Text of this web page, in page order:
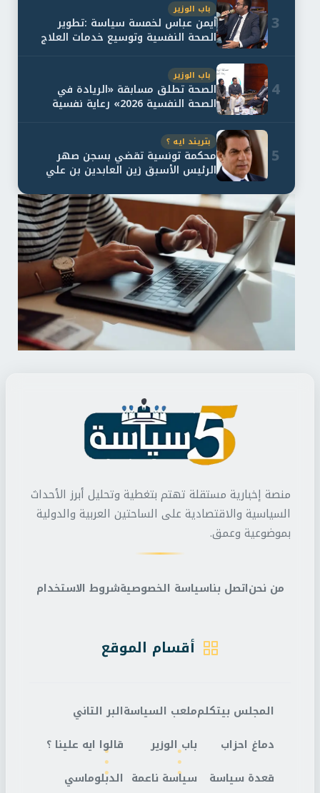
3
باب الوزير
أيمن عباس لخمسة سياسة :تطوير
الصحة النفسية وتوسيع خدمات العلاج
4
باب الوزير
الصحة تطلق مسابقة «الريادة في
الصحة النفسية 2026» رعاية نفسية
5
بتريند ايه ؟
محكمة تونسية تقضي بسجن صهر
الرئيس الأسبق زين العابدين بن علي
منصة إخبارية مستقلة تهتم بتغطية وتحليل أبرز الأحداث
السياسية والاقتصادية على الساحتين العربية والدولية
بموضوعية وعمق.
من نحناتصل بناسياسة الخصوصيةشروط الاستخدام
أقسام الموقع
المجلس بيتكلم
دماغ احزاب
قعدة سياسة
ملعب السياسة
باب الوزير
سياسة ناعمة
البر التاني
قالوا ايه علينا ؟
الدبلوماسي